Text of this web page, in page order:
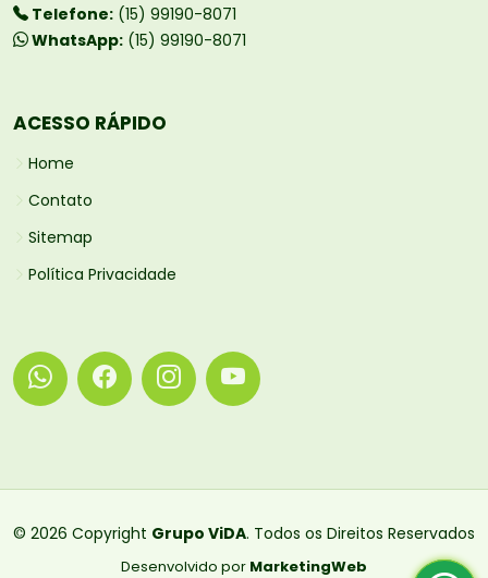
Telefone: (15) 99190-8071
WhatsApp: (15) 99190-8071
ACESSO RÁPIDO
Home
Contato
Sitemap
Política Privacidade
© 2026 Copyright Grupo ViDA. Todos os Direitos Reservados
Desenvolvido por MarketingWeb